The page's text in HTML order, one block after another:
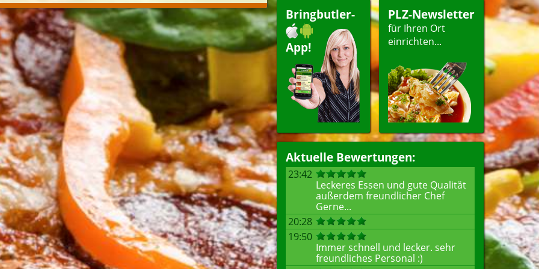
Bringbutler-
App!
PLZ-Newsletter
für Ihren Ort
einrichten...
Aktuelle Bewertungen:
23:42
Leckeres Essen und gute Qualität
außerdem freundlicher Chef
Gerne...
20:28
19:50
Immer schnell und lecker. sehr
freundliches Personal :)